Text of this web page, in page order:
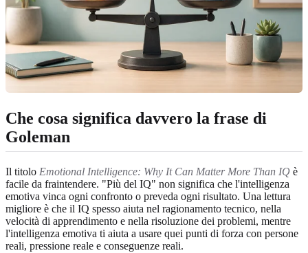
Che cosa significa davvero la frase di
Goleman
Il titolo Emotional Intelligence: Why It Can Matter More Than IQ è
facile da fraintendere. "Più del IQ" non significa che l'intelligenza
emotiva vinca ogni confronto o preveda ogni risultato. Una lettura
migliore è che il IQ spesso aiuta nel ragionamento tecnico, nella
velocità di apprendimento e nella risoluzione dei problemi, mentre
l'intelligenza emotiva ti aiuta a usare quei punti di forza con persone
reali, pressione reale e conseguenze reali.